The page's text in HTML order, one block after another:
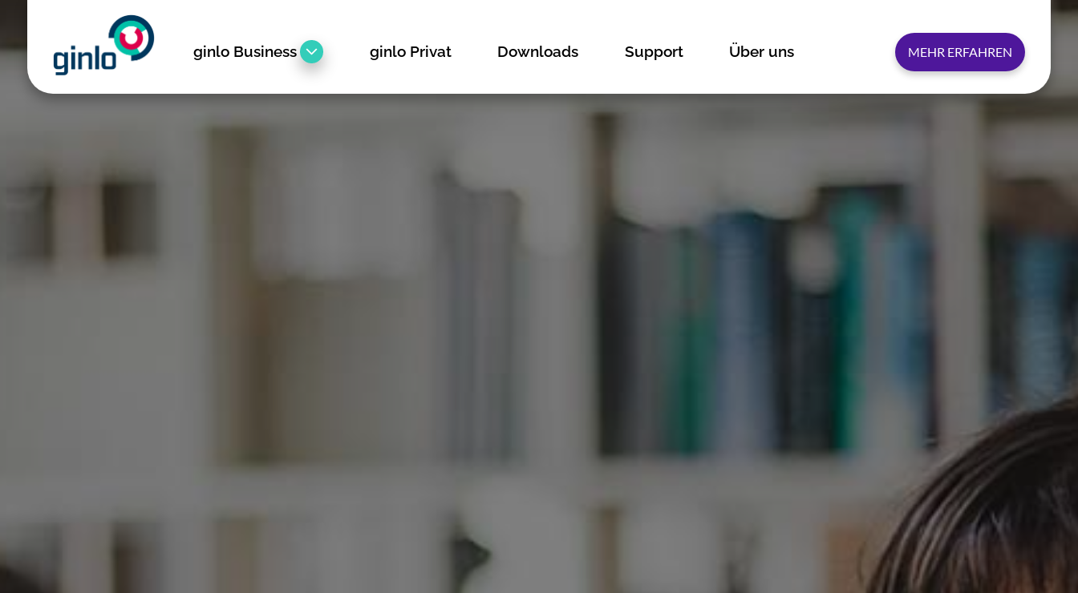
ginlo Business ginlo Privat Downloads Support Über uns MEHR ERFAHREN